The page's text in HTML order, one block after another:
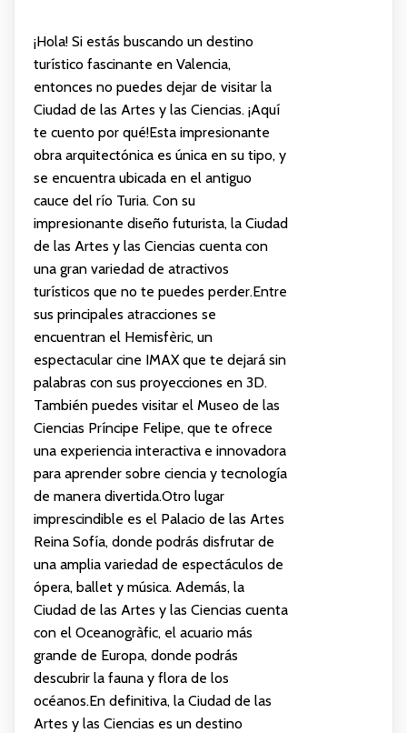
¡Hola! Si estás buscando un destino
turístico fascinante en Valencia,
entonces no puedes dejar de visitar la
Ciudad de las Artes y las Ciencias. ¡Aquí
te cuento por qué!Esta impresionante
obra arquitectónica es única en su tipo, y
se encuentra ubicada en el antiguo
cauce del río Turia. Con su
impresionante diseño futurista, la Ciudad
de las Artes y las Ciencias cuenta con
una gran variedad de atractivos
turísticos que no te puedes perder.Entre
sus principales atracciones se
encuentran el Hemisfèric, un
espectacular cine IMAX que te dejará sin
palabras con sus proyecciones en 3D.
También puedes visitar el Museo de las
Ciencias Príncipe Felipe, que te ofrece
una experiencia interactiva e innovadora
para aprender sobre ciencia y tecnología
de manera divertida.Otro lugar
imprescindible es el Palacio de las Artes
Reina Sofía, donde podrás disfrutar de
una amplia variedad de espectáculos de
ópera, ballet y música. Además, la
Ciudad de las Artes y las Ciencias cuenta
con el Oceanogràfic, el acuario más
grande de Europa, donde podrás
descubrir la fauna y flora de los
océanos.En definitiva, la Ciudad de las
Artes y las Ciencias es un destino